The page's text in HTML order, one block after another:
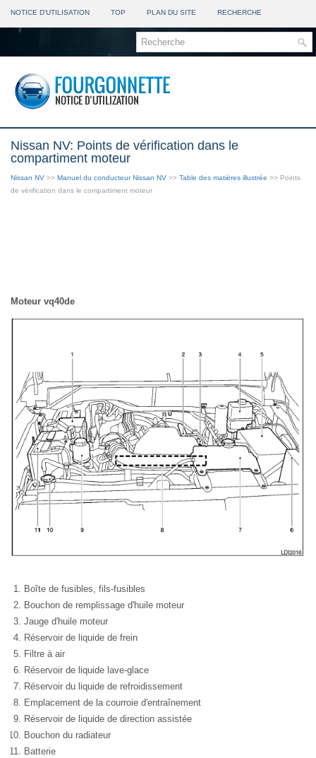
NOTICE D'UTILISATION TOP PLAN DU SITE RECHERCHE
Nissan NV: Points de vérification dans le
compartiment moteur
Nissan NV >> Manuel du conducteur Nissan NV >> Table des matières illustrée >> Points
de vérification dans le compartiment moteur
Moteur vq40de
Boîte de fusibles, fils-fusibles
Bouchon de remplissage d'huile moteur
Jauge d'huile moteur
Réservoir de liquide de frein
Filtre à air
Réservoir de liquide lave-glace
Réservoir du liquide de refroidissement
Emplacement de la courroie d'entraînement
Réservoir de liquide de direction assistée
Bouchon du radiateur
Batterie